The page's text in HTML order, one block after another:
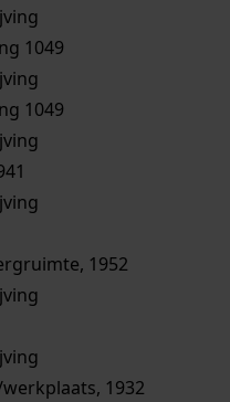
1049
1049
1952
1932